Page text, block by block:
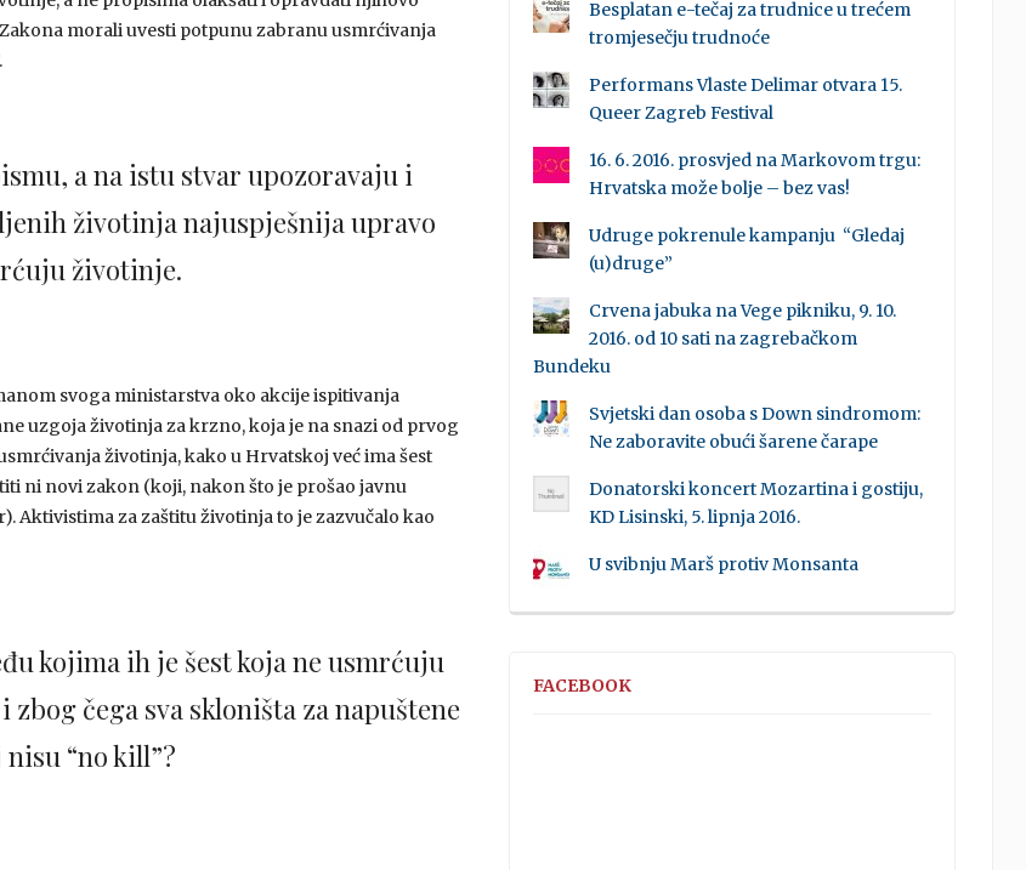
morali uvesti potpunu zabranu usmrćivanja
a na istu stvar upozoravaju i
životinja najuspješnija upravo
životinje.
svoga ministarstva oko akcije ispitivanja
uzgoja životinja za krzno, koja je na snazi od prvog
životinja, kako u Hrvatskoj već ima šest
ni novi zakon (koji, nakon što je prošao javnu
Aktivistima za zaštitu životinja to je zazvučalo kao
kojima ih je šest koja ne usmrćuju
čega sva skloništa za napuštene
“no kill”?
Besplatan e-tečaj za trudnice u trećem
tromjesečju trudnoće
Performans Vlaste Delimar otvara 15.
Queer Zagreb Festival
16. 6. 2016. prosvjed na Markovom trgu:
Hrvatska može bolje – bez vas!
Udruge pokrenule kampanju “Gledaj
(u)druge”
Crvena jabuka na Vege pikniku, 9. 10.
2016. od 10 sati na zagrebačkom
Bundeku
Svjetski dan osoba s Down sindromom:
Ne zaboravite obući šarene čarape
Donatorski koncert Mozartina i gostiju,
KD Lisinski, 5. lipnja 2016.
U svibnju Marš protiv Monsanta
FACEBOOK